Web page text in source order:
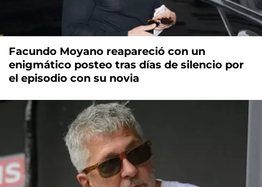
Facundo Moyano reapareció con un
enigmático posteo tras días de silencio por
el episodio con su novia